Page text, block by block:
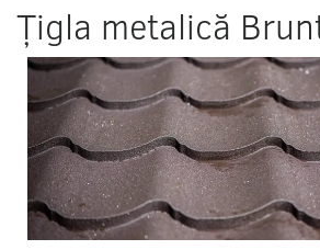
Țigla metalică